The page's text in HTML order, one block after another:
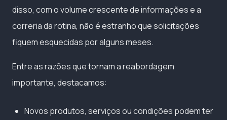
disso, com o volume crescente de informações e a
correria da rotina, não é estranho que solicitações
fiquem esquecidas por alguns meses.
Entre as razões que tornam a reabordagem
importante, destacamos:
Novos produtos, serviços ou condições podem ter